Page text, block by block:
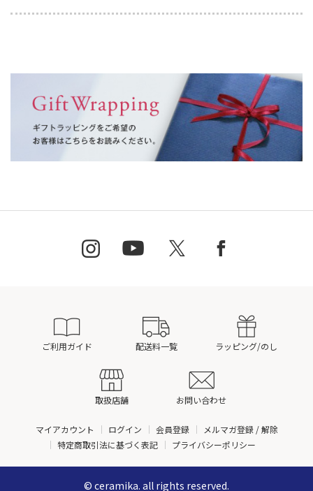
ご利用ガイド 配送料一覧 ラッピング/のし
取扱店舗 お問い合わせ
マイアカウント ログイン 会員登録
メルマガ登録 / 解除
特定商取引法に基づく表記
プライバシーポリシー
© ceramika. all rights reserved.